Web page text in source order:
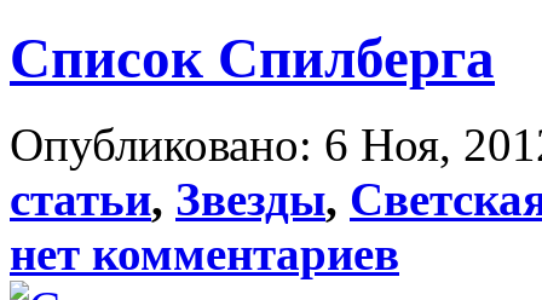
Список Спилберга
Опубликовано: 6 Ноя,
статьи, Звезды,
нет комментариев